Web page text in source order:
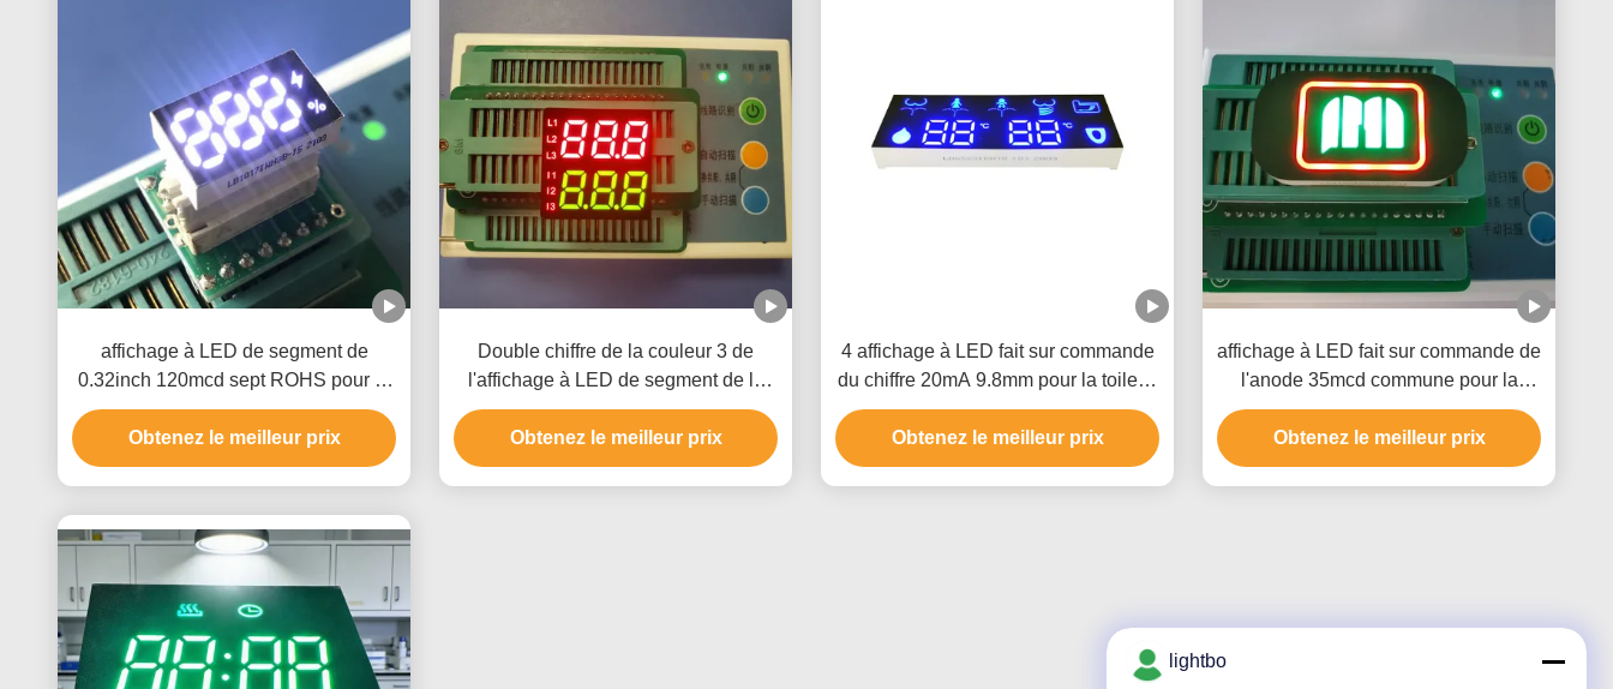
affichage à LED de segment de
0.32inch 120mcd sept ROHS pour la
puissance
Obtenez le meilleur prix
Double chiffre de la couleur 3 de
l'affichage à LED de segment de la
taille 7 de la rangée 8.6mm deux
Obtenez le meilleur prix
4 affichage à LED fait sur commande
du chiffre 20mA 9.8mm pour la toilette
futée
Obtenez le meilleur prix
affichage à LED fait sur commande de
l'anode 35mcd commune pour la
cigarette d'E
Obtenez le meilleur prix
lightbo